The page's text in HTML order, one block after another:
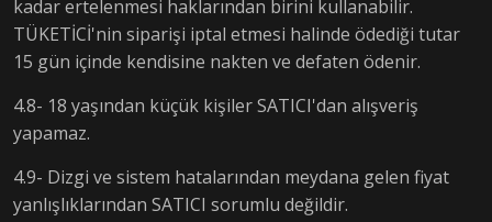
kadar ertelenmesi haklarından birini kullanabilir.
TÜKETİCİ'nin siparişi iptal etmesi halinde ödediği tutar
15 gün içinde kendisine nakten ve defaten ödenir.
4.8- 18 yaşından küçük kişiler SATICI'dan alışveriş
yapamaz.
4.9- Dizgi ve sistem hatalarından meydana gelen fiyat
yanlışlıklarından SATICI sorumlu değildir.